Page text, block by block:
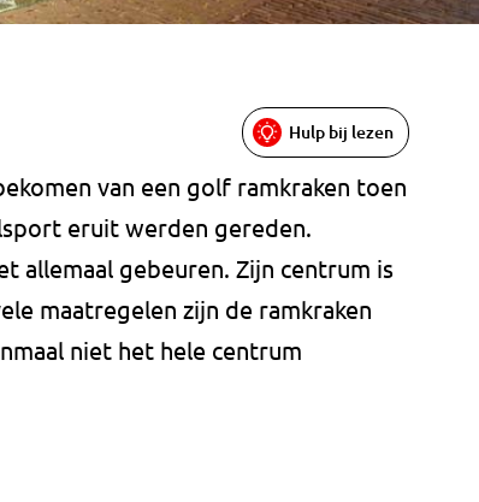
Hulp bij lezen
van een golf ramkraken toen
eruit werden gereden.
allemaal gebeuren. Zijn centrum is
maatregelen zijn de ramkraken
niet het hele centrum